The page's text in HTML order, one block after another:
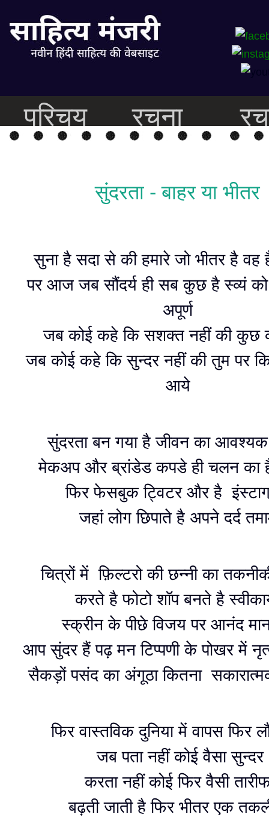
परिचय रचना
सुंदरता - बाहर या भीतर
सुना है सदा से की हमारे जो भीतर है वह
पर आज जब सौंदर्य ही सब कुछ है स्व्यं को
अपूर्ण
जब कोई कहे कि सशक्त नहीं की कुछ
जब कोई कहे कि सुन्दर नहीं की तुम पर
आये
सुंदरता बन गया है जीवन का
मेकअप और ब्रांडेड कपडे ही चलन का
फिर फेसबुक ट्विटर और है
जहां लोग छिपाते है अपने दर्द
चित्रों में फ़िल्टरो की छन्नी का
करते है फोटो शॉप बनते है
स्क्रीन के पीछे विजय पर आनंद
आप सुंदर हैं पढ़ मन टिप्पणी के पोखर में
सैकड़ों पसंद का अंगूठा कितना
फिर वास्तविक दुनिया में वापस फिर
जब पता नहीं कोई वैसा सुन्दर
करता नहीं कोई फिर वैसी
बढ़ती जाती है फिर भीतर एक